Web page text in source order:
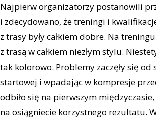
Najpierw organizatorzy postanowili
i zdecydowano, że treningi i
z trasy były całkiem dobre. Na
z trasą w całkiem niezłym stylu.
tak kolorowo. Problemy zaczęły się
startowej i wpadając w kompresje
odbiło się na pierwszym
na osiągniecie korzystnego rezultatu.